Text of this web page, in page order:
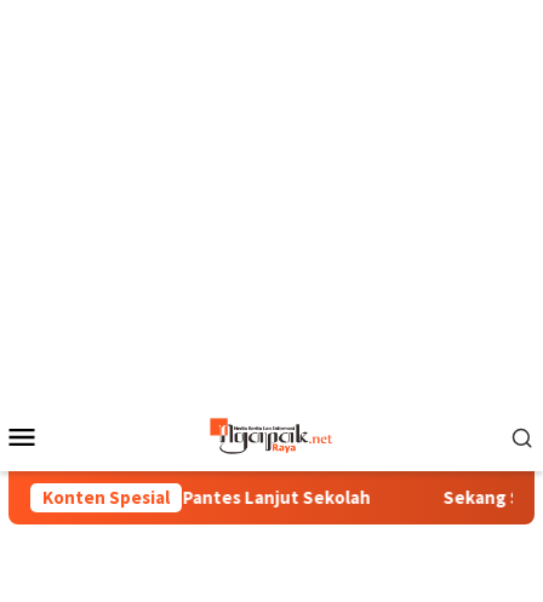
Mobile
Konten Spesial
Bunga Ora Pantes Lanjut Sekolah Sekang Sisa